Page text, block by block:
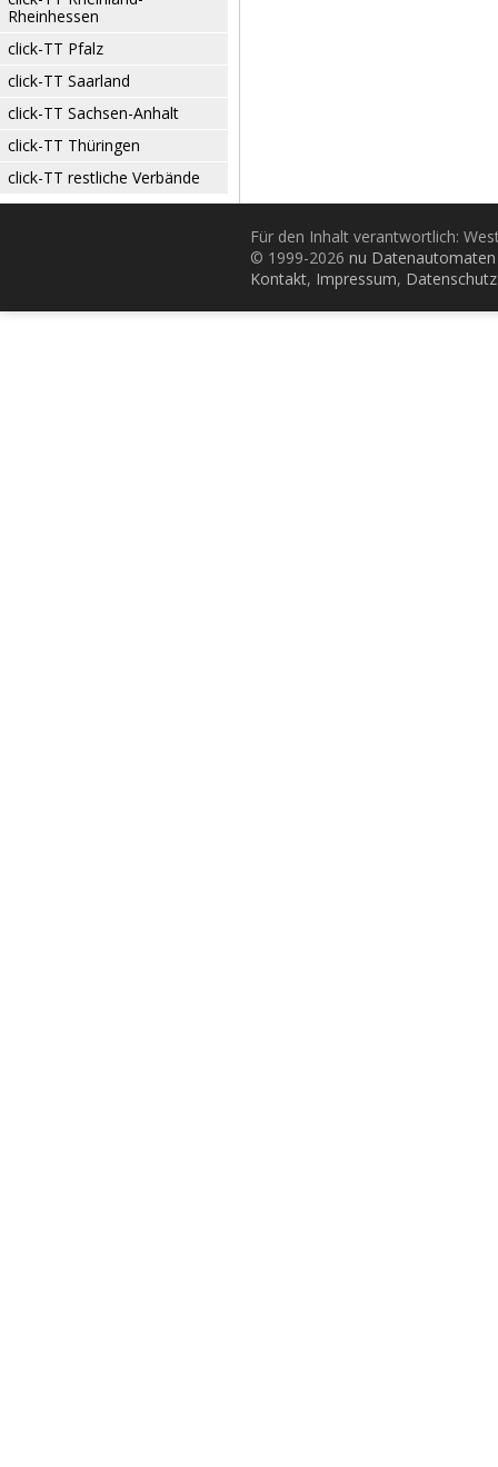
Rheinhessen
click-TT Pfalz
click-TT Saarland
click-TT Sachsen-Anhalt
click-TT Thüringen
click-TT restliche Verbände
Für den Inhalt verantwortlich:
© 1999-2026 nu
Kontakt, Impressum, Datenschutz